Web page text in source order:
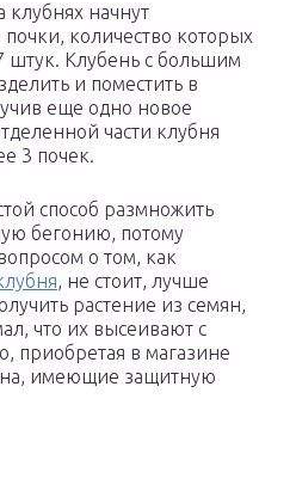
клубнях начнут
количество которых
Клубень с большим
и поместить в
еще одно новое
части клубня
3 почек.
способ размножить
бегонию, потому
о том, как
, не стоит, лучше
растение из семян,
что их высеивают с
приобретая в магазине
имеющие защитную